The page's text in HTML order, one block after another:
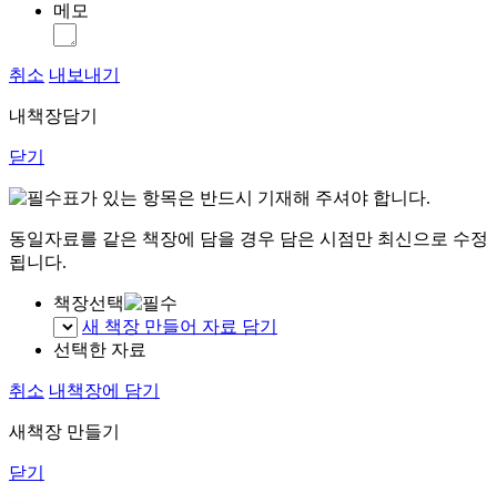
메모
취소 내보내기
내책장담기
닫기
표가 있는 항목은 반드시 기재해 주셔야 합니다.
동일자료를 같은 책장에 담을 경우 담은 시점만 최신으로 수정
됩니다.
책장선택
새 책장 만들어 자료 담기
선택한 자료
취소 내책장에 담기
새책장 만들기
닫기